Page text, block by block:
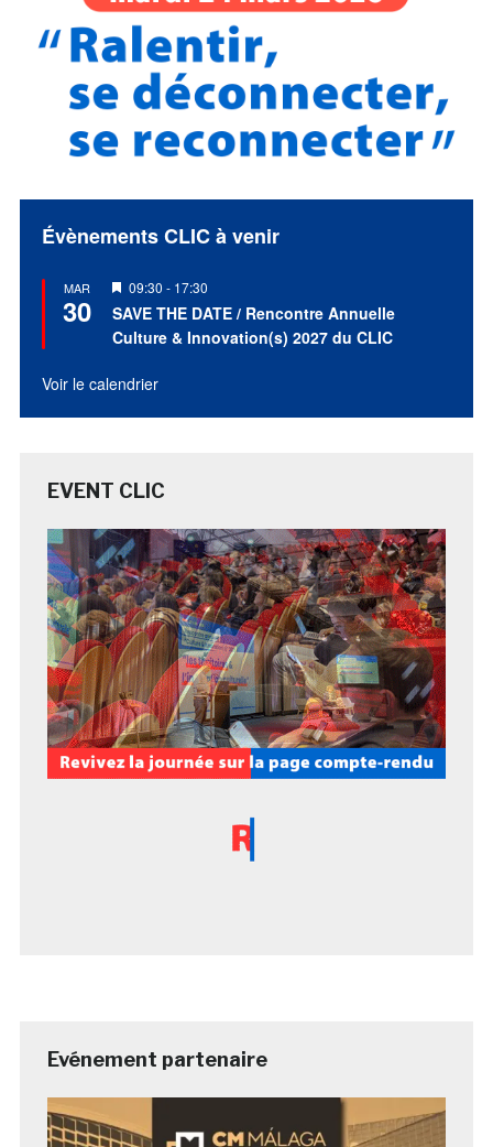
Évènements CLIC à venir
MAR
30
Mis
en
avant
09:30 - 17:30
SAVE THE DATE / Rencontre Annuelle
Culture & Innovation(s) 2027 du CLIC
Voir le calendrier
EVENT CLIC
Evénement partenaire